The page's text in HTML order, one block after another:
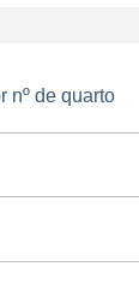
nº de quarto